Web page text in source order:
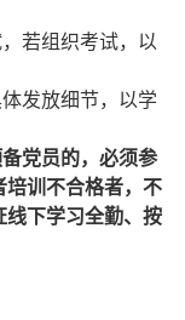
若组织考试，以
发放细节，以学
党员的，必须参
培训不合格者，不
线下学习全勤、按